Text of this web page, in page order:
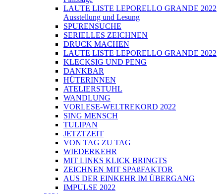
LAUTE LISTE LEPORELLO GRANDE 2022
Ausstellung und Lesung
SPURENSUCHE
SERIELLES ZEICHNEN
DRUCK MACHEN
LAUTE LISTE LEPORELLO GRANDE 2022
KLECKSIG UND PENG
DANKBAR
HÜTERINNEN
ATELIERSTUHL
WANDLUNG
VORLESE-WELTREKORD 2022
SING MENSCH
TULIPAN
JETZTZEIT
VON TAG ZU TAG
WIEDERKEHR
MIT LINKS KLICK BRINGTS
ZEICHNEN MIT SPAßFAKTOR
AUS DER EINKEHR IM ÜBERGANG
IMPULSE 2022